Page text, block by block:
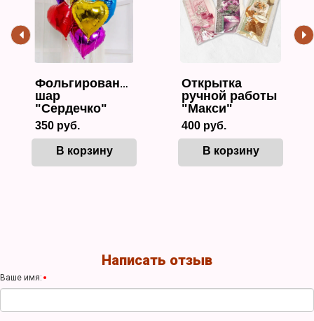
Фольгированный
шар
"Сердечко"
350 руб.
В корзину
Открытка
ручной работы
"Макси"
400 руб.
В корзину
Написать отзыв
Ваше имя: